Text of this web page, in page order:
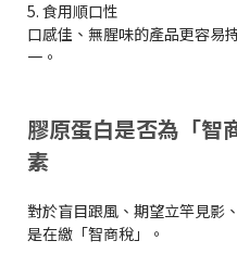
5. 食用順口性
口感佳、無腥味的產品更容易
一。
膠原蛋白是否為「智
素
對於盲目跟風、期望立竿見影
是在繳「智商稅」。